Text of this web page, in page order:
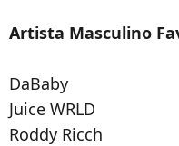
Artista Masculino
DaBaby
Juice WRLD
Roddy Ricch